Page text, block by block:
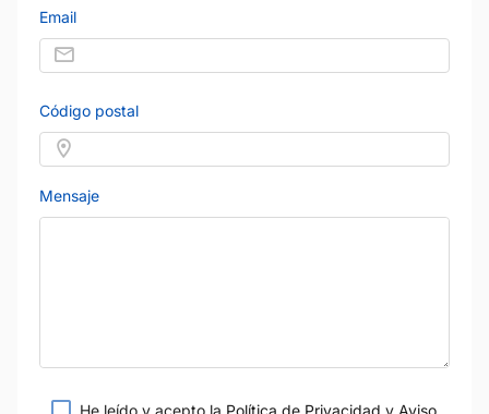
Email
Código postal
Mensaje
He leído y acepto la Política de Privacidad y Aviso